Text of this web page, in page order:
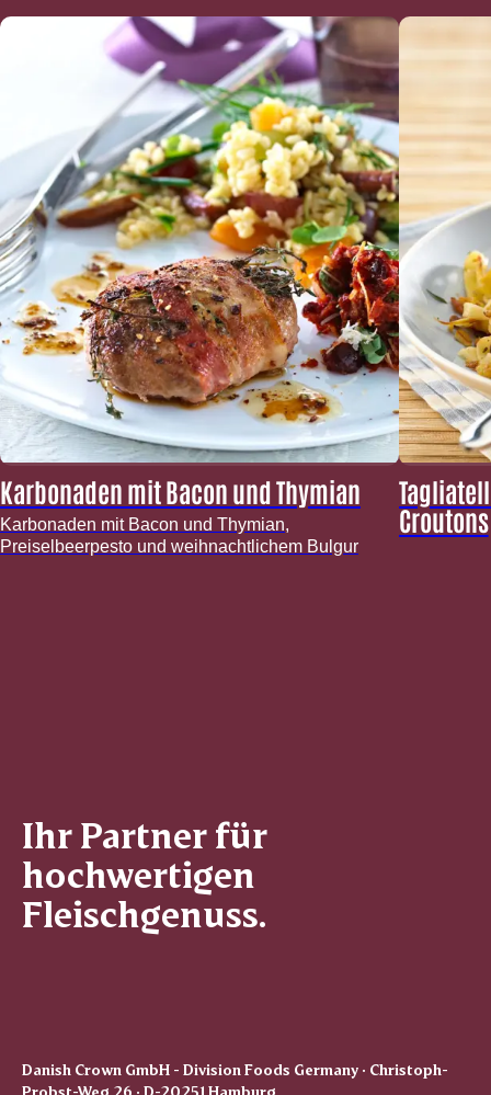
Karbonaden mit Bacon und Thymian
Karbonaden mit Bacon und Thymian,
Preiselbeerpesto und weihnachtlichem Bulgur
Croutons
Ihr Partner für
hochwertigen
Fleischgenuss.
Danish Crown GmbH - Division Foods Germany · Christoph-
Probst-Weg 26 · D-20251 Hamburg